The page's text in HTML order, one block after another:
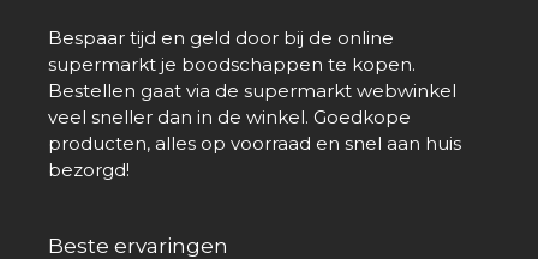
Bespaar tijd en geld door bij de online
supermarkt je boodschappen te kopen.
Bestellen gaat via de supermarkt webwinkel
veel sneller dan in de winkel. Goedkope
producten, alles op voorraad en snel aan huis
bezorgd!
Beste ervaringen